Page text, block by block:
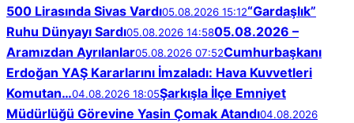
500 Lirasında Sivas Vardı05.08.2026 15:12“Gardaşlık”
Ruhu Dünyayı Sardı05.08.2026 14:5805.08.2026 –
Aramızdan Ayrılanlar05.08.2026 07:52Cumhurbaşkanı
Erdoğan YAŞ Kararlarını İmzaladı: Hava Kuvvetleri
Komutan…04.08.2026 18:05Şarkışla İlçe Emniyet
Müdürlüğü Görevine Yasin Çomak Atandı04.08.2026